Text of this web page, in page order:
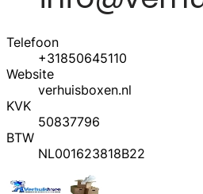
Telefoon
+31850645110
Website
verhuisboxen.nl
KVK
50837796
BTW
NL001623818B22